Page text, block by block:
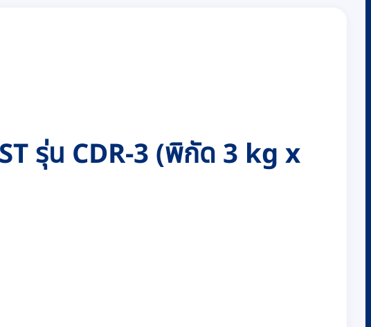
รุ่น CDR-3 (พิกัด 3 kg x